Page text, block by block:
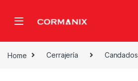
Home Cerrajería Candados